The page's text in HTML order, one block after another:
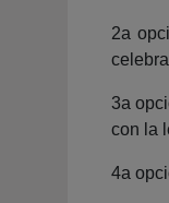
2a
3a
con la
4a